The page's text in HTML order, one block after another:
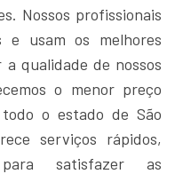
Nossos profissionais
e usam os melhores
qualidade de nossos
o menor preço
o estado de São
serviços rápidos,
satisfazer as